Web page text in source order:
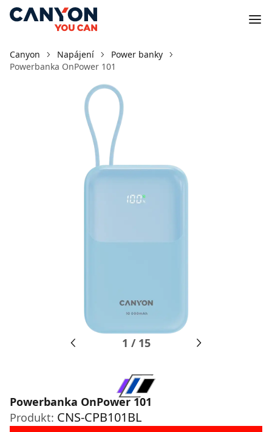
Canyon Napájení
Power banky
Powerbanka OnPower 101
1 / 15
Powerbanka OnPower 101
Produkt: CNS-CPB101BL